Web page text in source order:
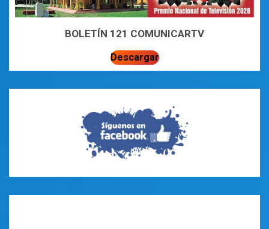
BOLETÍN 121 COMUNICARTV
Descargar